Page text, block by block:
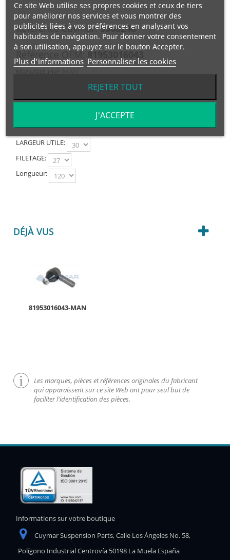
Référence Cuymar: 5908248
Référence OEM: 81953016043
RÓTULA DERECHA- M1:30x1.5/M2:24/C=30 / L=120
LARGEUR UTILE:
FILETAGE:
Longueur:
DÉJÀ VUS
81953016043-MAN
Les marques, pièces et références originales du fabricant
qui apparaissent sur ce site Web ont pour seul but de
faciliter l'identification des pièces.
Informations sur votre boutique
Cuymar Suspension Parts, Calle Los Ángeles No. 58,
Polígono Industrial Centrovía 50198 La Muela España
Ce site Web utilise ses propres cookies et ceux de tiers
pour améliorer nos services et vous montrer des
publicités liées à vos préférences en analysant vos
habitudes de navigation. Pour donner votre consentement
à son utilisation, appuyez sur le bouton Accepter.
Plus d'informations Personnaliser les cookies
REJETER TOUT
J'ACCEPTE